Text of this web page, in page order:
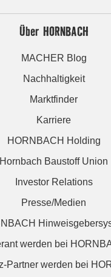
Über HORNBACH
MACHER Blog
Nachhaltigkeit
Marktfinder
Karriere
HORNBACH Holding
Hornbach Baustoff Union
Investor Relations
Presse/Medien
werden bei
Partner werden bei